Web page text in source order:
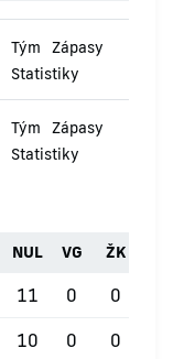
Tým
Zápasy
Statistiky
Tým
Zápasy
Statistiky
NUL VG ŽK
11 0 0
10 0 0